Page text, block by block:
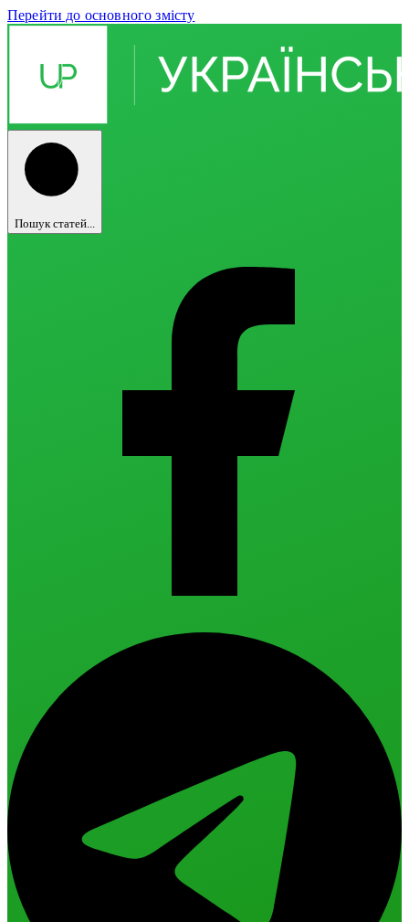
Перейти до основного змісту
Пошук статей...